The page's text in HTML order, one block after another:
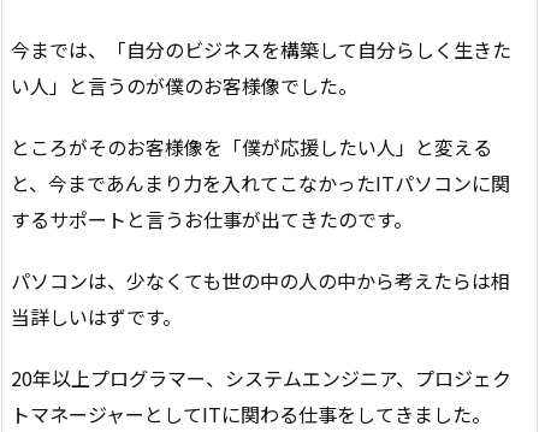
今までは、「自分のビジネスを構築して自分らしく生きた
い人」と言うのが僕のお客様像でした。
ところがそのお客様像を「僕が応援したい人」と変える
と、今まであんまり力を入れてこなかったITパソコンに関
するサポートと言うお仕事が出てきたのです。
パソコンは、少なくても世の中の人の中から考えたらは相
当詳しいはずです。
20年以上プログラマー、システムエンジニア、プロジェク
トマネージャーとしてITに関わる仕事をしてきました。